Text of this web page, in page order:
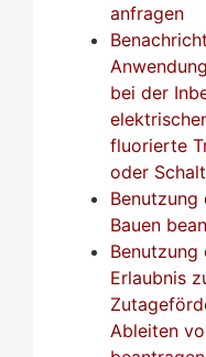
anfragen
bei der
fluorierte
oder
Benutzung
Bauen
Benutzung
Erlaubnis
Ableiten